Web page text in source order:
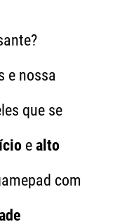
e nossa
que se
e alto
com